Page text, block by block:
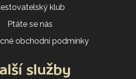
klub
Ptáte se nás
obchodní podmínky
služby